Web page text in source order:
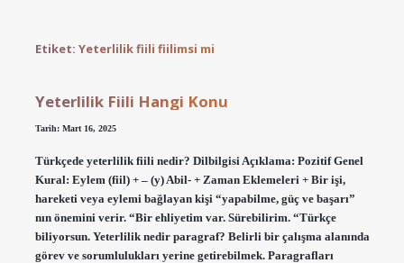
Etiket: Yeterlilik fiili fiilimsi mi
Yeterlilik Fiili Hangi Konu
Tarih: Mart 16, 2025
Türkçede yeterlilik fiili nedir? Dilbilgisi Açıklama: Pozitif Genel
Kural: Eylem (fiil) + – (y) Abil- + Zaman Eklemeleri + Bir işi,
hareketi veya eylemi bağlayan kişi “yapabilme, güç ve başarı”
nın önemini verir. “Bir ehliyetim var. Sürebilirim. “Türkçe
biliyorsun. Yeterlilik nedir paragraf? Belirli bir çalışma alanında
görev ve sorumlulukları yerine getirebilmek. Paragrafları